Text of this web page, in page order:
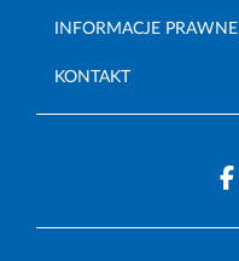
INFORMACJE PRAWNE
KONTAKT